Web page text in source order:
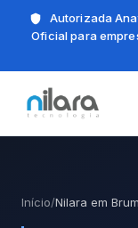
Autorizada
Oficial para
Início/Nilara em